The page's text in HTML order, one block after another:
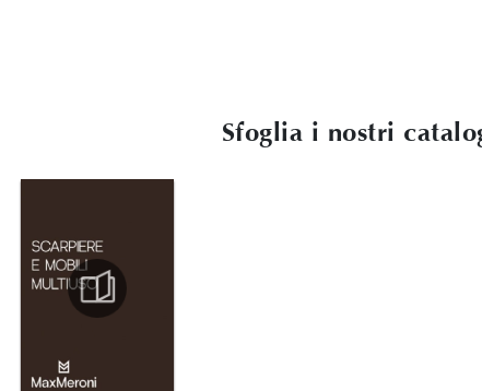
Sfoglia i nostri